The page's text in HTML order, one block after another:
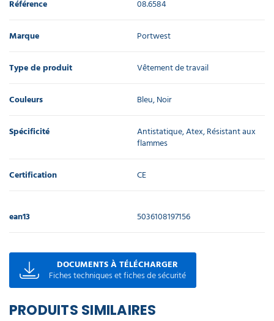
Référence 08.6584
Marque Portwest
Type de produit Vêtement de travail
Couleurs Bleu, Noir
Spécificité
Antistatique, Atex, Résistant aux
flammes
Certification CE
ean13 5036108197156
DOCUMENTS À TÉLÉCHARGER
Fiches techniques et fiches de sécurité
PRODUITS SIMILAIRES